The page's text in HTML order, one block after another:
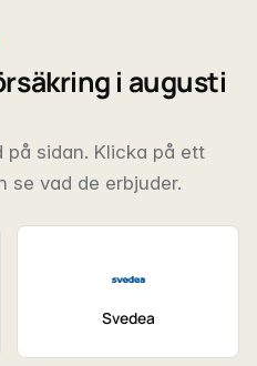
i augusti
på sidan. Klicka på ett
se vad de erbjuder.
Svedea